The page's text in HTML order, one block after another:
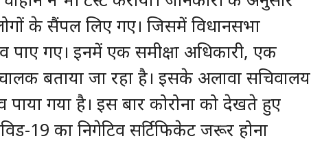
के सैंपल लिए गए। जिसमें विधानसभा
पाए गए। इनमें एक समीक्षा अधिकारी, एक
बताया जा रहा है। इसके अलावा सचिवालय
गया है। इस बार कोरोना को देखते हुए
19 का निगेटिव सर्टिफिकेट जरूर होना